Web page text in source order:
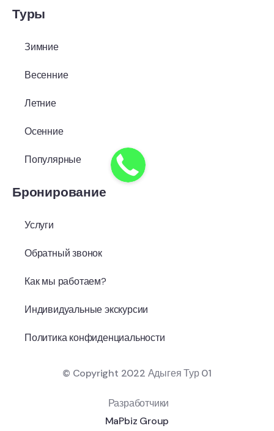
Туры
Зимние
Весенние
Летние
Осенние
Популярные
Бронирование
Услуги
Обратный звонок
Как мы работаем?
Индивидуальные экскурсии
Политика конфиденциальности
© Copyright 2022 Адыгея Тур 01
Разработчики
MaPbiz Group